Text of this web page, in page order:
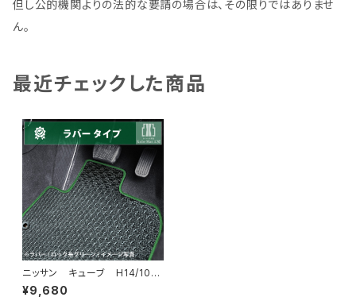
但し公的機関よりの法的な要請の場合は、その限りではありませ
ん。
最近チェックした商品
ニッサン キューブ H14/10〜
R2/3 Z11・Z12 フロアマット
¥9,680